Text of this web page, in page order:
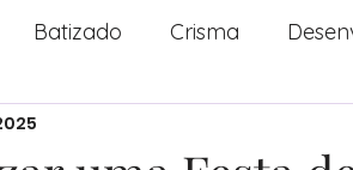
Batizado Crisma